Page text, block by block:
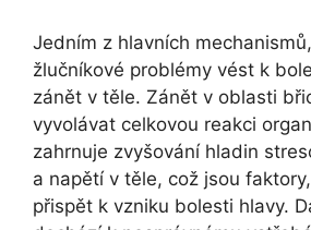
Jedním z hlavních
žlučníkové problémy vést k
zánět v těle. Zánět v oblasti
vyvolávat celkovou reakci
zahrnuje zvyšování hladin
a napětí v těle, což jsou
přispět k vzniku bolesti hlavy.